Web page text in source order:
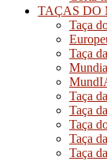
TAÇAS DO
Taça
Taça
Taça
Taça
Taça
Taça
Taça